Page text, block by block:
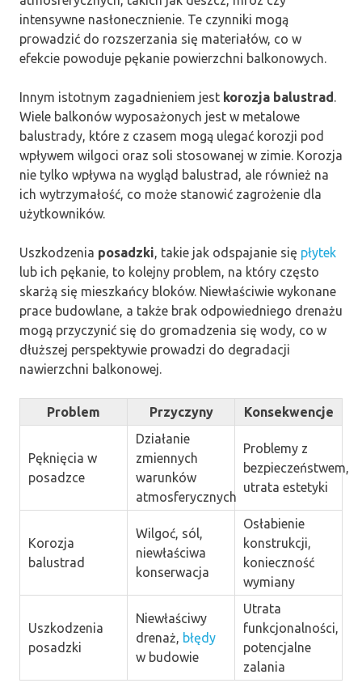
intensywne nasłonecznienie. Te czynniki mogą
prowadzić do rozszerzania się materiałów, co w
efekcie powoduje pękanie powierzchni balkonowych.
Innym istotnym zagadnieniem jest korozja balustrad .
Wiele balkonów wyposażonych jest w metalowe
balustrady, które z czasem mogą ulegać korozji pod
wpływem wilgoci oraz soli stosowanej w zimie. Korozja
nie tylko wpływa na wygląd balustrad, ale również na
ich wytrzymałość, co może stanowić zagrożenie dla
użytkowników.
Uszkodzenia posadzki, takie jak odspajanie się płytek
lub ich pękanie, to kolejny problem, na który często
skarżą się mieszkańcy bloków. Niewłaściwie wykonane
prace budowlane, a także brak odpowiedniego drenażu
mogą przyczynić się do gromadzenia się wody, co w
dłuższej perspektywie prowadzi do degradacji
nawierzchni balkonowej.
Problem Przyczyny Konsekwencje
Pęknięcia w
posadzce
Działanie
zmiennych
warunków
atmosferycznych
Problemy z
bezpieczeństwem,
utrata estetyki
Korozja
balustrad
Wilgoć, sól,
niewłaściwa
konserwacja
Osłabienie
konstrukcji,
konieczność
wymiany
Uszkodzenia
posadzki
Niewłaściwy
drenaż, błędy
w budowie
Utrata
funkcjonalności,
potencjalne
zalania